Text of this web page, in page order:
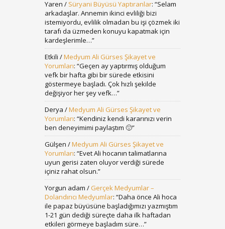
Yaren / Süryani Büyüsü Yaptıranlar: “Selam
arkadaşlar. Annemin ikinci evliliği bizi
istemiyordu, evlilik olmadan bu işi çözmek iki
tarafı da üzmeden konuyu kapatmak için
kardeşlerimle…”
Etkili /Medyum Ali Gürses Şikayet ve
Yorumları: “Geçen ay yaptırmış olduğum
vefk bir hafta gibi bir sürede etkisini
göstermeye başladı. Çok hızlı şekilde
değişiyor her şey vefk…”
Derya /Medyum Ali Gürses Şikayet ve
Yorumları: “Kendiniz kendi kararınızı verin
ben deneyimimi paylaştım 🙂”
Gülşen /Medyum Ali Gürses Şikayet ve
Yorumları: “Evet Ali hocanın talimatlarına
uyun gerisi zaten oluyor verdiği sürede
içiniz rahat olsun.”
Yorgun adam / Gerçek Medyumlar –
Dolandırıcı Medyumlar: “Daha önce Ali hoca
ile papaz büyüsüne başladığımızı yazmıştım
1-21 gün dediği süreçte daha ilk haftadan
etkileri görmeye başladım süre…”